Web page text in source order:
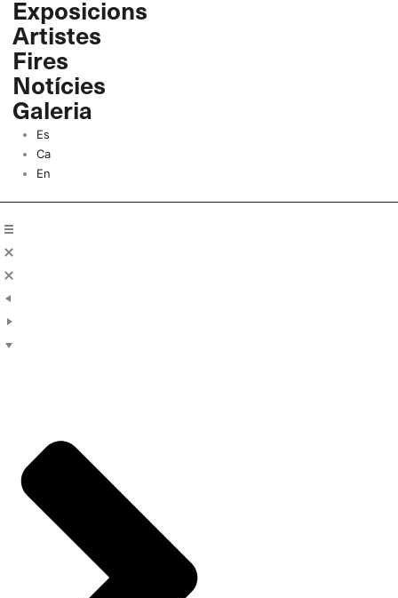
Vés
contingut
Exposicions
Artistes
Fires
Notícies
Galeria
Es
Ca
En